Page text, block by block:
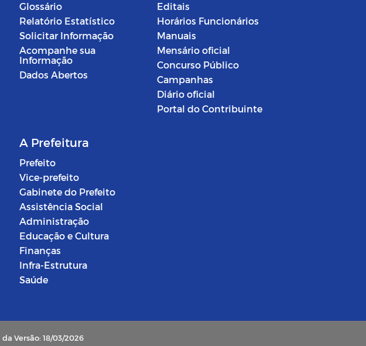
Glossário
Relatório Estatístico
Solicitar Informação
Acompanhe sua
Informação
Dados Abertos
Editais
Horários Funcionários
Manuais
Mensário oficial
Concurso Público
Campanhas
Diário oficial
Portal do Contribuinte
A Prefeitura
Prefeito
Vice-prefeito
Gabinete do Prefeito
Assistência Social
Administração
Educação e Cultura
Finanças
Infra-Estrutura
Saúde
da Versão: 18/03/2026